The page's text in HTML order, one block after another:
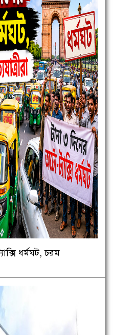
ধর্মঘট, চরম